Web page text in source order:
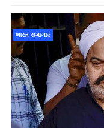
ભારત સમાચાર